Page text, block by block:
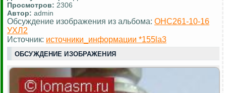
Просмотров: 2306
Автор: admin
Обсуждение изображения из альбома: ОНС261-10-16
УХЛ2
Источник: источники_информации *155la3
ОБСУЖДЕНИЕ ИЗОБРАЖЕНИЯ